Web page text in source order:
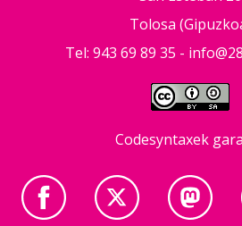
Tolosa
Tel: 943 69 89 35 -
Codesyntaxek